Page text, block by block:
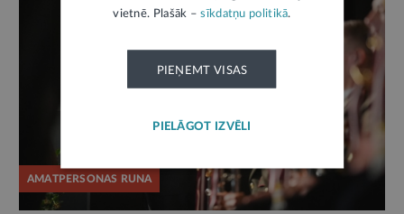
AMATPERSONAS RUNA
vietnē. Plašāk –sīkdatņu politikā.
PIEŅEMT VISAS
PIELĀGOT IZVĒLI